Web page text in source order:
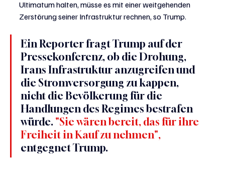
Ultimatum halten, müsse es mit einer weitgehenden
Zerstörung seiner Infrastruktur rechnen, so Trump.
Ein Reporter fragt Trump auf der
Pressekonferenz, ob die Drohung,
Irans Infrastruktur anzugreifen und
die Stromversorgung zu kappen,
nicht die Bevölkerung für die
Handlungen des Regimes bestrafen
würde. "Sie wären bereit, das für ihre
Freiheit in Kauf zu nehmen",
entgegnet Trump.